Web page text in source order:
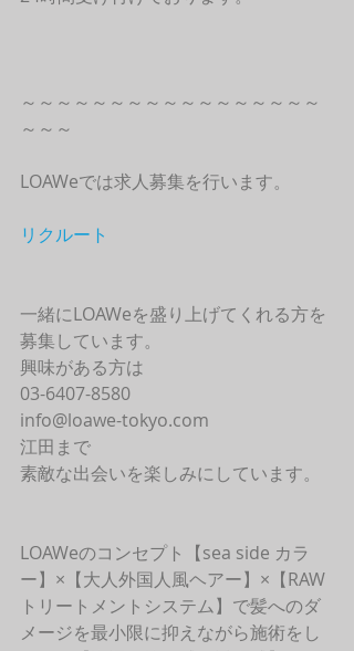
～～～～～～～～～～～～～～～～～
～～～
LOAWeでは求人募集を行います。
リクルート
一緒にLOAWeを盛り上げてくれる方を
募集しています。
興味がある方は
03-6407-8580
info@loawe-tokyo.com
江田まで
素敵な出会いを楽しみにしています。
LOAWeのコンセプト【sea side カラ
ー】×【大人外国人風ヘアー】×【RAW
トリートメントシステム】で髪へのダ
メージを最小限に抑えながら施術をし